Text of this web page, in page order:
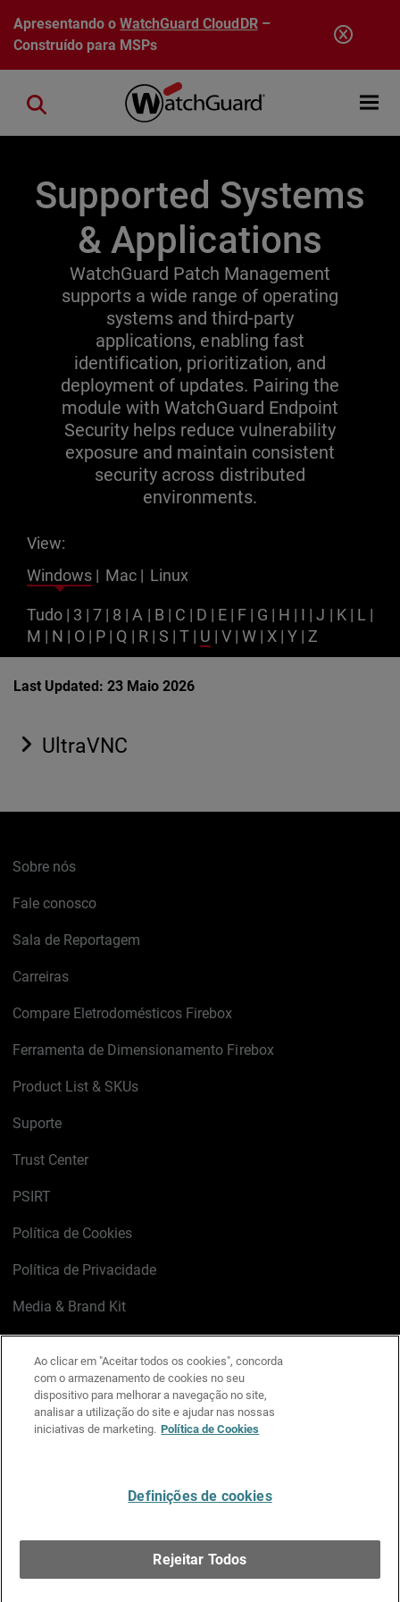
Pular para o conteúdo principal
Apresentando oWatchGuard CloudDR–
Construído para MSPs
Open
Close search
Supported Systems
& Applications
WatchGuard Patch Management
supports a wide range of operating
systems and third-party
applications, enabling fast
identification, prioritization, and
deployment of updates. Pairing the
module with WatchGuard Endpoint
Security helps reduce vulnerability
exposure and maintain consistent
security across distributed
environments.
View:
Windows | Mac | Linux
Tudo | 3 |7 | 8 | A | B | C | D | E | F | G | H | I |J | K | L |
M | N | O | P | Q | R | S | T | U | V |W | X |Y | Z
Last Updated: 23 Maio 2026
UltraVNC
Sobre nós
Fale conosco
Sala de Reportagem
Carreiras
Compare Eletrodomésticos Firebox
Ferramenta de Dimensionamento Firebox
Product List & SKUs
Suporte
Trust Center
PSIRT
Política de Cookies
Política de Privacidade
Media & Brand Kit
LinkedIn
X FacebookInstagram
YouTube
Ao clicar em "Aceitar todos os cookies", concorda
com o armazenamento de cookies no seu
dispositivo para melhorar a navegação no site,
analisar a utilização do site e ajudar nas nossas
iniciativas de marketing. Política de Cookies
Definições de cookies
Rejeitar Todos